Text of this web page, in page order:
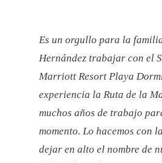
Es un orgullo para la
Hernández trabajar con el
Marriott Resort Playa
experiencia la Ruta de la
muchos años de trabajo
momento. Lo hacemos con
dejar en alto el nombre de